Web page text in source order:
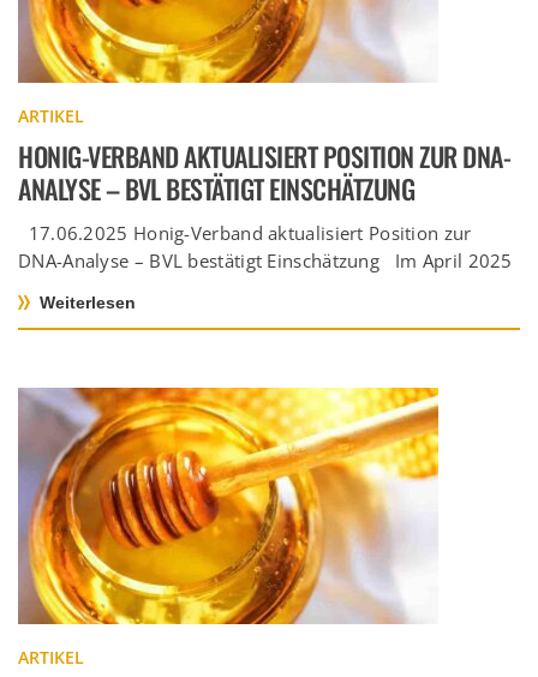
ARTIKEL
HONIG-VERBAND AKTUALISIERT POSITION ZUR DNA-
ANALYSE – BVL BESTÄTIGT EINSCHÄTZUNG
17.06.2025 Honig-Verband aktualisiert Position zur
DNA-Analyse – BVL bestätigt Einschätzung Im April 2025
Weiterlesen
ARTIKEL